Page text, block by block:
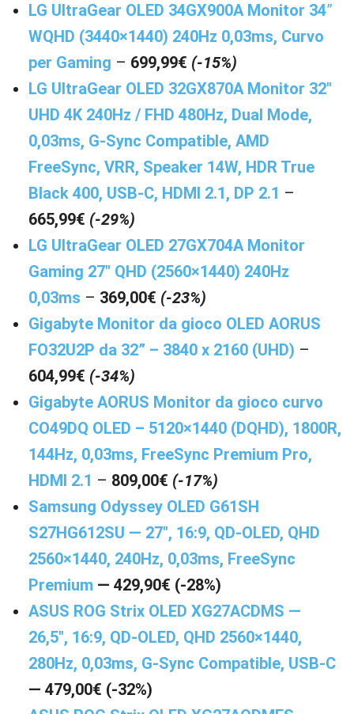
LG UltraGear OLED 34GX900A Monitor 34”
WQHD (3440×1440) 240Hz 0,03ms, Curvo
per Gaming – 699,99€ (-15%)
LG UltraGear OLED 32GX870A Monitor 32″
UHD 4K 240Hz / FHD 480Hz, Dual Mode,
0,03ms, G-Sync Compatible, AMD
FreeSync, VRR, Speaker 14W, HDR True
Black 400, USB-C, HDMI 2.1, DP 2.1 –
665,99€ (-29%)
LG UltraGear OLED 27GX704A Monitor
Gaming 27″ QHD (2560×1440) 240Hz
0,03ms – 369,00€ (-23%)
Gigabyte Monitor da gioco OLED AORUS
FO32U2P da 32” – 3840 x 2160 (UHD) –
604,99€ (-34%)
Gigabyte AORUS Monitor da gioco curvo
CO49DQ OLED – 5120×1440 (DQHD), 1800R,
144Hz, 0,03ms, FreeSync Premium Pro,
HDMI 2.1 – 809,00€ (-17%)
Samsung Odyssey OLED G61SH
S27HG612SU — 27″, 16:9, QD-OLED, QHD
2560×1440, 240Hz, 0,03ms, FreeSync
Premium — 429,90€ (-28%)
ASUS ROG Strix OLED XG27ACDMS —
26,5″, 16:9, QD-OLED, QHD 2560×1440,
280Hz, 0,03ms, G-Sync Compatible, USB-C
— 479,00€ (-32%)